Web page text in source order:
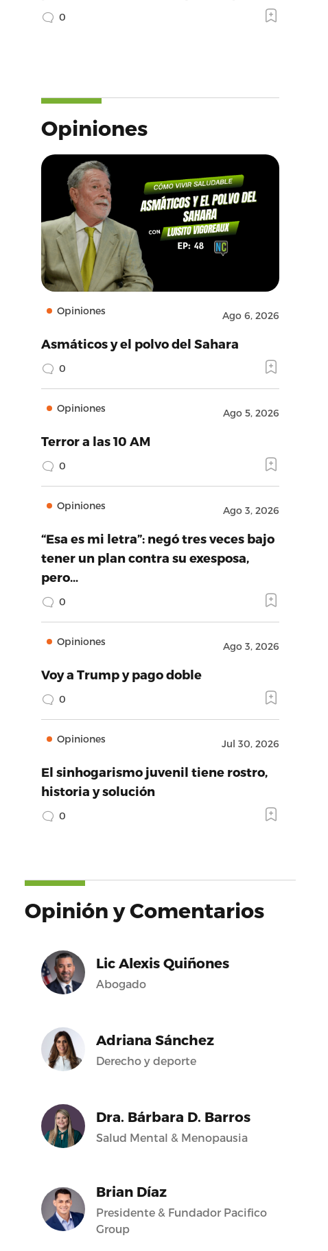
0
Opiniones
Opiniones Ago 6, 2026
Asmáticos y el polvo del Sahara
0
Opiniones Ago 5, 2026
Terror a las 10 AM
0
Opiniones Ago 3, 2026
“Esa es mi letra”: negó tres veces bajo
tener un plan contra su exesposa,
pero…
0
Opiniones Ago 3, 2026
Voy a Trump y pago doble
0
Opiniones Jul 30, 2026
El sinhogarismo juvenil tiene rostro,
historia y solución
0
Opinión y Comentarios
Lic Alexis Quiñones
Abogado
Adriana Sánchez
Derecho y deporte
Dra. Bárbara D. Barros
Salud Mental & Menopausia
Brian Díaz
Presidente & Fundador Pacifico
Group